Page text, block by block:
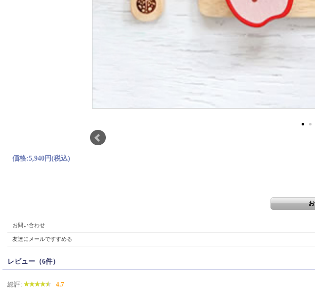
価格:5,940円(税込)
お問い合わせ
友達にメールですすめる
レビュー（6件）
総評: 4.7